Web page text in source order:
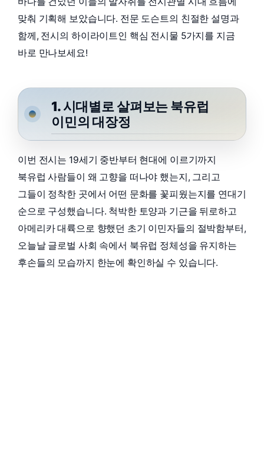
맞춰 기획해 보았습니다. 전문 도슨트의 친절한 설명과
함께, 전시의 하이라이트인 핵심 전시물 5가지를 지금
바로 만나보세요!
1. 시대별로 살펴보는 북유럽
이민의 대장정
이번 전시는 19세기 중반부터 현대에 이르기까지
북유럽 사람들이 왜 고향을 떠나야 했는지, 그리고
그들이 정착한 곳에서 어떤 문화를 꽃피웠는지를 연대기
순으로 구성했습니다. 척박한 토양과 기근을 뒤로하고
아메리카 대륙으로 향했던 초기 이민자들의 절박함부터,
오늘날 글로벌 사회 속에서 북유럽 정체성을 유지하는
후손들의 모습까지 한눈에 확인하실 수 있습니다.